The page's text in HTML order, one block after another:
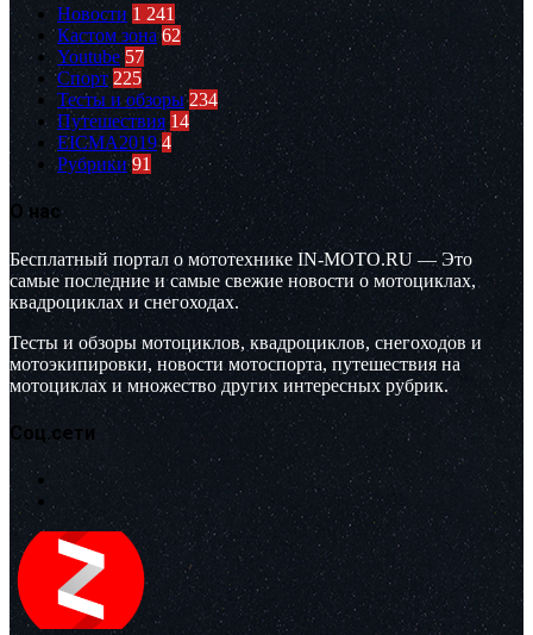
Новости 1 241
Кастом зона 62
Youtube 57
Спорт 225
Тесты и обзоры 234
Путешествия 14
EICMA2019 4
Рубрики 91
О нас
Бесплатный портал о мототехнике IN-MOTO.RU — Это
самые последние и самые свежие новости о мотоциклах,
квадроциклах и снегоходах.
Тесты и обзоры мотоциклов, квадроциклов, снегоходов и
мотоэкипировки, новости мотоспорта, путешествия на
мотоциклах и множество других интересных рубрик.
Соц.сети